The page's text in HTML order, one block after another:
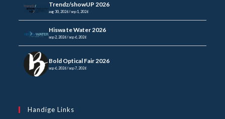
Trendz/showUP 2026
aug 30, 2026 / sep 1, 2026
Hiswa te Water 2026
sep 2, 2026 / sep 6, 2026
Bold Optical Fair 2026
sep 6, 2026 / sep 7, 2026
Handige Links